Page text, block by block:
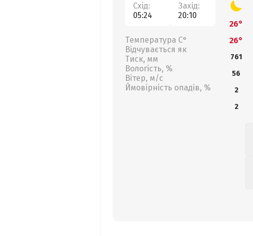
Схід:
05:24
Захід:
20:10
Температура С°
Відчувається як
Тиск, мм
Вологість, %
Вітер, м/с
Ймовірність опадів, %
26°
26°
761
56
2
2